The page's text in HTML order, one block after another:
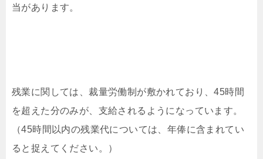
当があります。
残業に関しては、裁量労働制が敷かれており、45時間
を超えた分のみが、支給されるようになっています。
（45時間以内の残業代については、年俸に含まれてい
ると捉えてください。）